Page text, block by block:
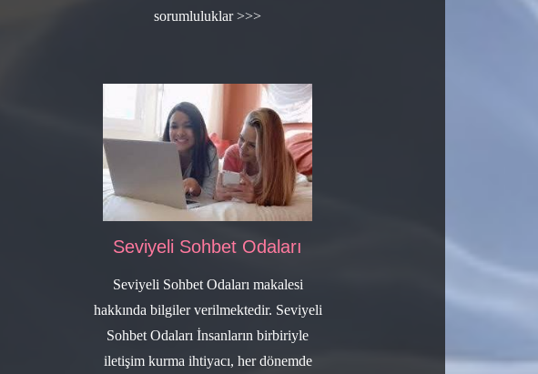
sorumluluklar >>>
Seviyeli Sohbet Odaları
Seviyeli Sohbet Odaları makalesi
hakkında bilgiler verilmektedir. Seviyeli
Sohbet Odaları İnsanların birbiriyle
iletişim kurma ihtiyacı, her dönemde